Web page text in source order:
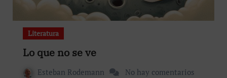
Literatura
Lo que no se ve
Esteban Rodemann No hay comentarios